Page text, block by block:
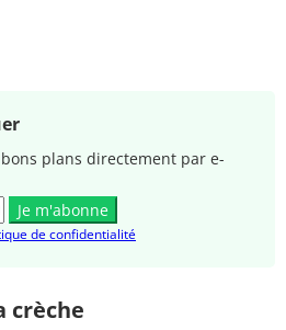
plans directement par e-
Je m'abonne
de confidentialité
crèche